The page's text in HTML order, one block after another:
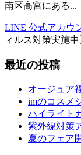
南区高宮にある...
LINE 公式アカウ
ィルス対策実施
最近の投稿
オージュア
imのコスメ
ハイライト
紫外線対策
夏のフェア